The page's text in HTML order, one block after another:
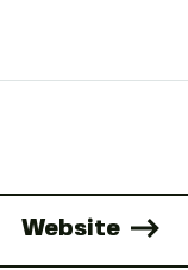
Website